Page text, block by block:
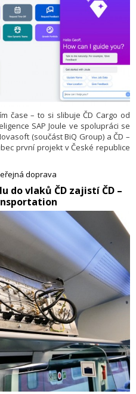
čase – to si slibuje ČD Cargo od
SAP Joule ve spolupráci se
(součást BiQ Group) a ČD –
první projekt v České republice
modelu i aplikační logiky.
náročnost vývoje zhruba
pokrýt i stavy, které by se
uživatelském testování.
doprava
do vlaků ČD zajistí ČD –